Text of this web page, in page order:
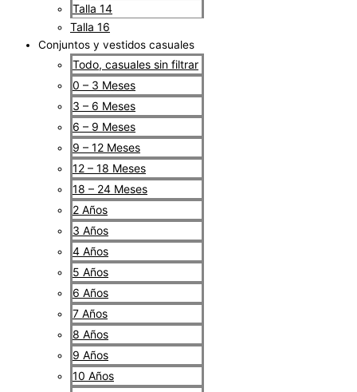
Talla 14
Talla 16
Conjuntos y vestidos casuales
Todo, casuales sin filtrar
0 – 3 Meses
3 – 6 Meses
6 – 9 Meses
9 – 12 Meses
12 – 18 Meses
18 – 24 Meses
2 Años
3 Años
4 Años
5 Años
6 Años
7 Años
8 Años
9 Años
10 Años